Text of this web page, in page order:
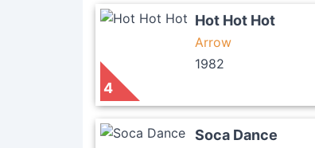
4
Hot Hot Hot
Arrow
1982
Soca Dance